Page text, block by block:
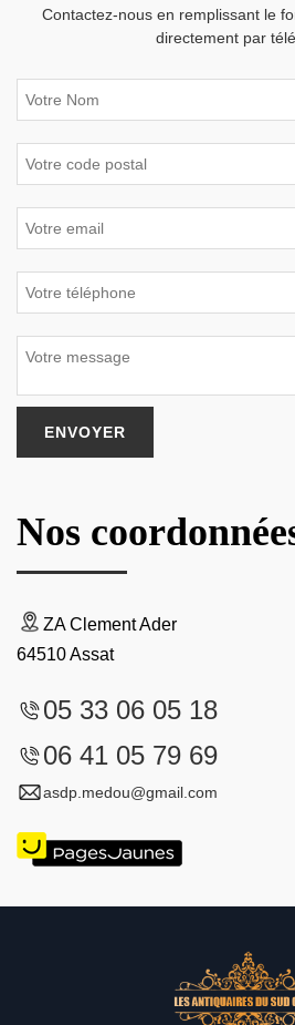
Contactez-nous en remplissant le
directement par
Nos
ZA Clement Ader
64510 Assat
05 33 06 05 18
06 41 05 79 69
asdp.medou@gmail.com